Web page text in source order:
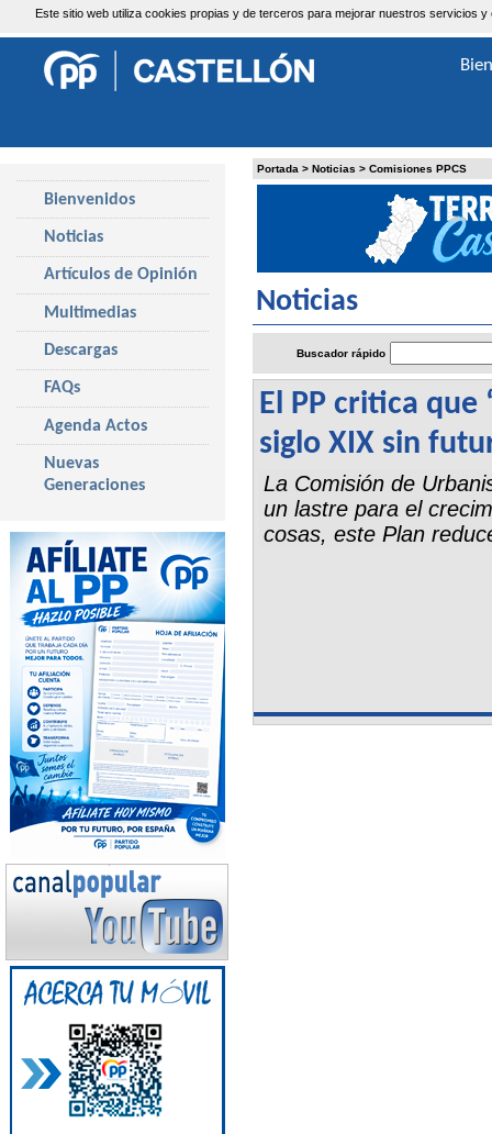
Este sitio web utiliza cookies propias y de terceros para mejorar nuestros servicios
Portada > Noticias > Comisiones PPCS
Noticias
Buscador rápido
El PP critica
siglo XIX sin
La Comisión de
un lastre para el
cosas, este Plan
Bienvenidos
Noticias
Artículos de Opinión
Multimedias
Descargas
FAQs
Agenda Actos
Nuevas
Generaciones
Sábado, 8 de Agosto de 2026